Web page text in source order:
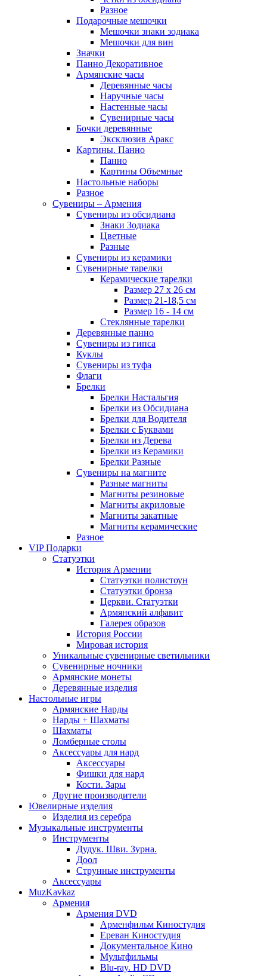
Разное
Подарочные мешочки
Мешочки знаки зодиака
Мешочки для вин
Значки
Панно Декоративное
Армянские часы
Деревянные часы
Наручные часы
Настенные часы
Сувенирные часы
Бочки деревянные
Эксклюзив Аракс
Картины. Панно
Панно
Картины Объемные
Настольные наборы
Разное
Сувениры – Армения
Сувениры из обсидиана
Знаки Зодиака
Цветные
Разные
Сувениры из керамики
Сувенирные тарелки
Керамические тарелки
Размер 27 х 26 см
Размер 21-18,5 см
Размер 16 - 14 см
Стеклянные тарелки
Деревянные панно
Сувениры из гипса
Куклы
Сувениры из туфа
Флаги
Брелки
Брелки Настальгия
Брелки из Обсидиана
Брелки для Водителя
Брелки с Буквами
Брелки из Дерева
Брелки из Керамики
Брелки Разные
Сувениры на магните
Разные магниты
Магниты резиновые
Магниты акриловые
Магниты закатные
Магниты керамические
Разное
VIP Подарки
Статуэтки
История Армении
Статуэтки полистоун
Статуэтки бронза
Церкви. Статуэтки
Армянский алфавит
Галерея образов
История России
Мировая история
Уникальные сувенирные светильники
Сувенирные ночники
Армянские монеты
Деревянные изделия
Настольные игры
Армянские Нарды
Нарды + Шахматы
Шахматы
Ломберные столы
Аксессуары для нард
Аксессуары
Фишки для нард
Кости. Зары
Другие производители
Ювелирные изделия
Изделия из серебра
Музыкальные инструменты
Инструменты
Дудук. Шви. Зурна.
Доол
Струнные инструменты
Аксессуары
MuzKavkaz
Армения
Армения DVD
Арменфильм Киностудия
Ереван Киностудия
Документальное Кино
Мультфильмы
Blu-ray. HD DVD